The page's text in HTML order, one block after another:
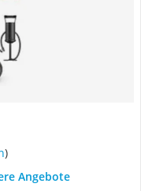
)
Angebote